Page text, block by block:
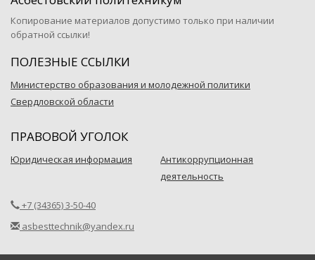
Копирование материалов допустимо только при наличии
обратной ссылки!
ПОЛЕЗНЫЕ ССЫЛКИ
Министерство образования и молодежной политики
Свердловской области
ПРАВОВОЙ УГОЛОК
Юридическая информация
Антикоррупционная
деятельность
+7 (34365) 3-50-40
asbesttechnik@yandex.ru